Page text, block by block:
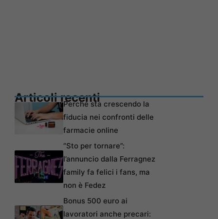
Articoli recentiPerché sta crescendo la
fiducia nei confronti delle
farmacie online
“Sto per tornare”:
l’annuncio dalla Ferragnez
family fa felici i fans, ma
non è Fedez
Bonus 500 euro ai
lavoratori anche precari: